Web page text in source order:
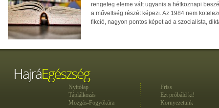
rengeteg eleme vált ugyanis a hétköznapi
a műveltség részét képezi. Az 1984 nem
fikció, nagyon pontos képet ad a szocialista,
Nyitólap
Táplálkozás
Mozgás-Fogyókúra
Friss
Ezt próbáld ki!
Környezetünk